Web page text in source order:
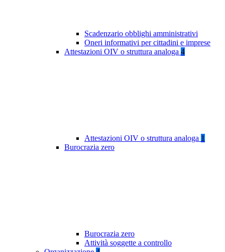
Scadenzario obblighi amministrativi
Oneri informativi per cittadini e imprese
Attestazioni OIV o struttura analoga 4
Attestazioni OIV o struttura analoga 1
Burocrazia zero
Burocrazia zero
Attività soggette a controllo